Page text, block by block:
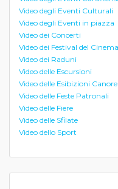
Video degli Eventi Culturali
Video degli Eventi in piazza
Video dei Concerti
Video dei Festival del Cinema
Video dei Raduni
Video delle Escursioni
Video delle Esibizioni Canore
Video delle Feste Patronali
Video delle Fiere
Video delle Sfilate
Video dello Sport